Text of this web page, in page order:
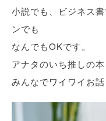
小説でも、ビジネス
ンでも
なんでもOKです。
アナタのいち推しの
みんなでワイワイお話